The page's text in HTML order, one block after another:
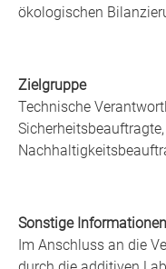
ökologischen
Zielgruppe
Technische
Sonstige Informationen
Im Anschluss an die